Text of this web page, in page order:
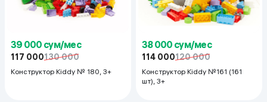
39 000 сум/мес
117 000130 000
Конструктор Kiddy № 180, 3+
38 000 сум/мес
114 000120 000
Конструктор Kiddy №161 (161
шт), 3+